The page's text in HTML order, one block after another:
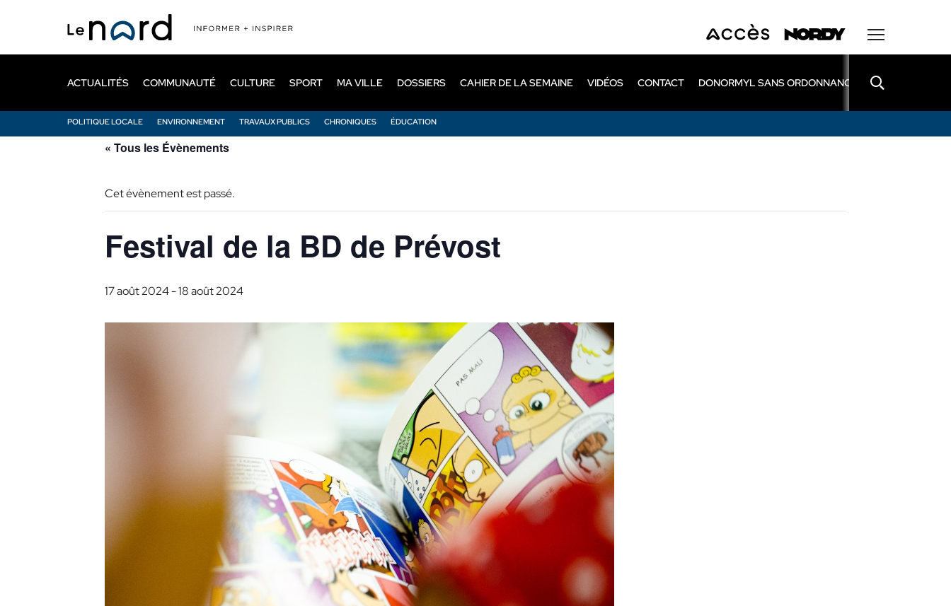
principal
ACTUALITÉS
POLITIQUE LOCALE ENVIRONNEMENT TRAVAUX PUBLICS CHRONIQUES ÉDUCATION
COMMUNAUTÉ CULTURE SPORT MA VILLE DOSSIERS CAHIER DE LA SEMAINE VIDÉOS CONTACT DONORMYL SANS ORDONNANCE LEXOMIL SANS
« Tous les Évènements
Cet évènement est passé.
Festival de la BD de Prévost
17 août 2024-18 août 2024